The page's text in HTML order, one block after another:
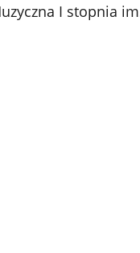
I stopnia